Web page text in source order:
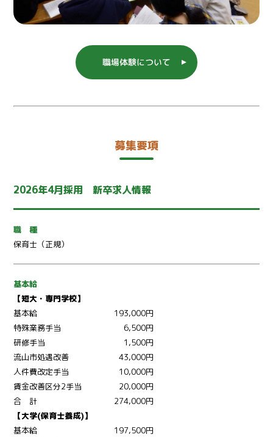
職場体験について
募集要項
2026年4月採用 新卒求人情報
職 種
保育士（正規）
基本給
【短大・専門学校】
基本給
193,000円
特殊業務手当
6,500円
研修手当
1,500円
流山市処遇改善
43,000円
人件費改定手当
10,000円
賃金改善区分2手当
20,000円
合 計
274,000円
【大学(保育士養成)】
基本給
197,500円